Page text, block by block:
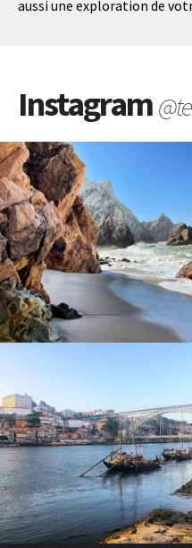
aussi une exploration de
Instagram